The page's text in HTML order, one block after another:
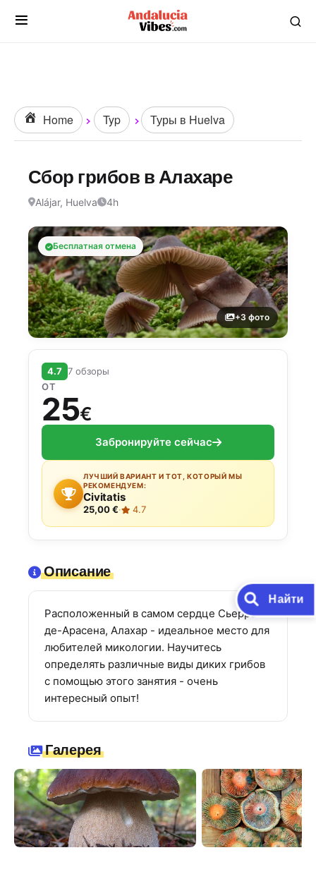
Home Typ Туры в Huelva
Сбор грибов в Алахаре
Alájar, Huelva 4h
Бесплатная отмена
+3 фото
4.7 7 обзоры
ОТ
25€
Забронируйте сейчас
ЛУЧШИЙ ВАРИАНТ И ТОТ, КОТОРЫЙ МЫ
РЕКОМЕНДУЕМ:
Civitatis
25,00 €· 4.7
Описание
Расположенный в самом сердце Сьерра-
де-Арасена, Алахар - идеальное место для
любителей микологии. Научитесь
определять различные виды диких грибов
с помощью этого занятия - очень
интересный опыт!
Галерея
Найти